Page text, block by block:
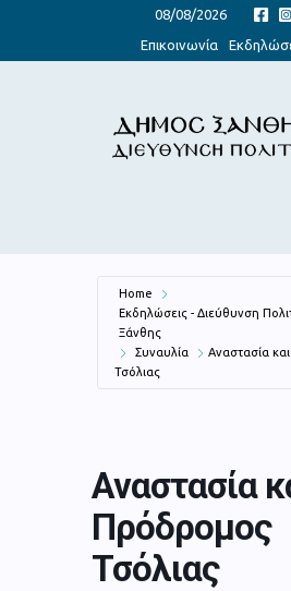
08/08/2026
Επικοινωνία
Home
Εκδηλώσεις - Διεύθυνση
Ξάνθης
Συναυλία
Αναστασία
Τσόλιας
Αναστασία
Πρόδρομος
Τσόλιας